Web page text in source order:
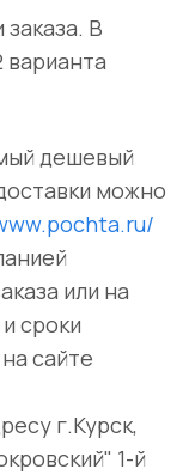
В
дешевый
можно
или на
сроки
сайте
г.Курск,
1-й